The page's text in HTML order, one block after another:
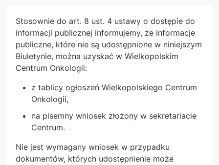
Stosownie do art. 8 ust. 4 ustawy o dostępie do
informacji publicznej informujemy, że informacje
publiczne, które nie są udostępnione w niniejszym
Biuletynie, można uzyskać w Wielkopolskim
Centrum Onkologii:
z tablicy ogłoszeń Wielkopolskiego Centrum
Onkologii,
na pisemny wniosek złożony w sekretariacie
Centrum.
Nie jest wymagany wniosek w przypadku
dokumentów, których udostępnienie może